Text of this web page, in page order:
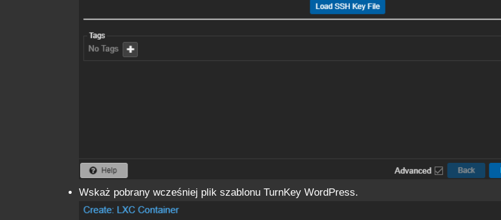
Wskaż pobrany wcześniej plik szablonu TurnKey WordPress.